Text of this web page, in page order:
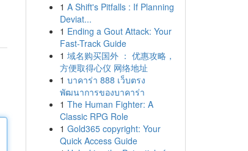
1 A Shift's Pitfalls : If Planning
Deviat...
1 Ending a Gout Attack: Your
Fast-Track Guide
1 域名购买国外 ： 优惠攻略，
方便取得心仪 网络地址
1 บาคาร่า 888 เว็บตรง
พัฒนาการของบาคาร่า
1 The Human Fighter: A
Classic RPG Role
1 Gold365 copyright: Your
Quick Access Guide